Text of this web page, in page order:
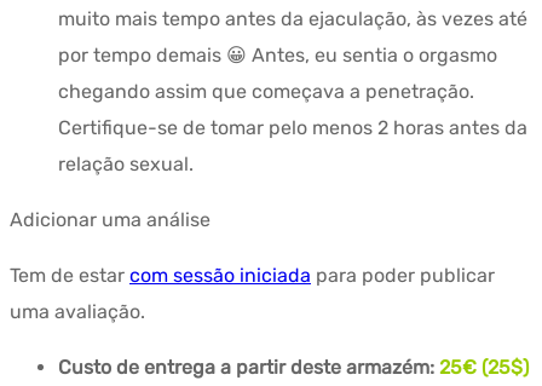
muito mais tempo antes da ejaculação, às vezes até
por tempo demais 😀 Antes, eu sentia o orgasmo
chegando assim que começava a penetração.
Certifique-se de tomar pelo menos 2 horas antes da
relação sexual.
Adicionar uma análise
Tem de estar com sessão iniciada para poder publicar
uma avaliação.
Custo de entrega a partir deste armazém: 25€ (25$)